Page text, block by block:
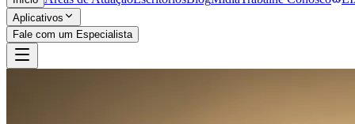
Aplicativos
Fale com um Especialista